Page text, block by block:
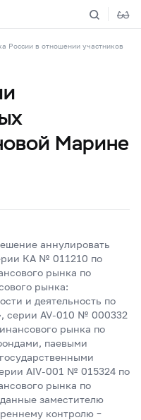
России в отношении участников
Марине
аннулировать
КА № 011210 по
рынка по
рынка:
и деятельность по
серии AV-010 № 000332
рынка по
паевыми
AIV-001 № 015324 по
рынка по
заместителю
контролю –